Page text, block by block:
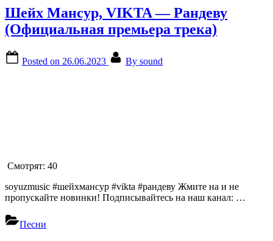
Шейх Мансур, VIKTA — Рандеву
(Официальная премьера трека)
Posted on 26.06.2023 By sound
Смотрят: 40
soyuzmusic #шейхмансур #vikta #рандеву Жмите на и не
пропускайте новинки! Подписывайтесь на наш канал: …
Песни